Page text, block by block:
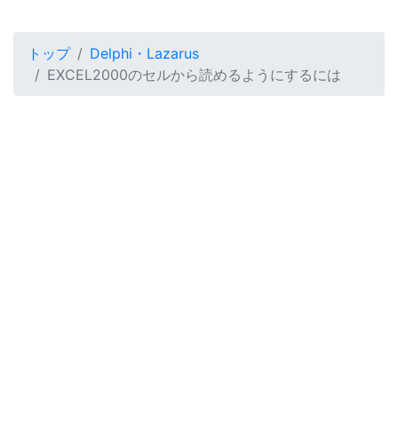
トップ
Delphi・Lazarus
EXCEL2000のセルから読めるようにするには